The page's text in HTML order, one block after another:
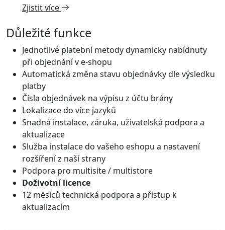
Zjistit více
Důležité funkce
Jednotlivé platební metody dynamicky nabídnuty
při objednání v e-shopu
Automatická změna stavu objednávky dle výsledku
platby
Čísla objednávek na výpisu z účtu brány
Lokalizace do více jazyků
Snadná instalace, záruka, uživatelská podpora a
aktualizace
Služba instalace do vašeho eshopu a nastavení
rozšíření z naší strany
Podpora pro multisite / multistore
Doživotní licence
12 měsíců technická podpora a přístup k
aktualizacím